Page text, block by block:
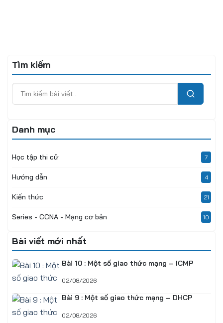
Tìm kiếm
Danh mục
Học tập thi cử 7
Hướng dẫn 4
Kiến thức 21
Series - CCNA - Mạng cơ bản 10
Bài viết mới nhất
Bài 10 : Một số giao thức mạng – ICMP
02/08/2026
Bài 9 : Một số giao thức mạng – DHCP
02/08/2026